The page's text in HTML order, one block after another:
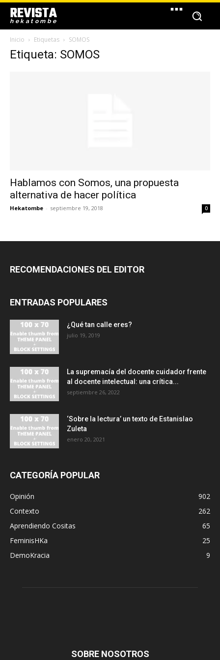
REVISTA
hekatombe
Inicio Etiquetas SOMOS
Etiqueta: SOMOS
Hablamos con Somos, una propuesta
alternativa de hacer política
Hekatombe - septiembre 19, 2018 0
RECOMENDACIONES DEL EDITOR
ENTRADAS POPULARES
¿Qué tan calle eres?
julio 19, 2019
La supremacía del docente cuidador frente
al docente intelectual: una crítica...
septiembre 26, 2022
‘Sobre la lectura’ un texto de Estanislao
Zuleta
enero 20, 2021
CATEGORÍA POPULAR
Opinión
902
Contexto
262
Aprendiendo Cositas
65
FeminisHKa
25
DemoKracia
9
SOBRE NOSOTROS